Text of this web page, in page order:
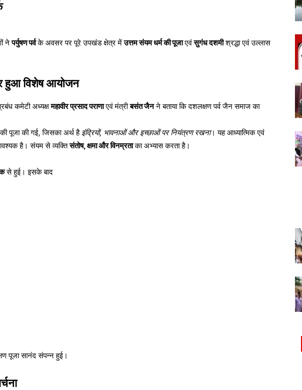
नेपर्युषण पर्वके अवसर पर पूरे उपखंड क्षेत्र मेंउत्तम संयम धर्म की पूजाएवंसुगंध दशमीश्रद्धा एवं उल्लास
हुआ विशेष आयोजन
कमेटी अध्यक्षमहावीर प्रसाद पराणाएवं मंत्रीबसंत जैनने बताया कि दशलक्षण पर्व जैन समाज का
पूजा की गई, जिसका अर्थ है इंद्रियों, भावनाओं और इच्छाओं पर नियंत्रण रखना। यह आध्यात्मिक एवं
है। संयम से व्यक्तिसंतोष, क्षमा और विनम्रताका अभ्यास करता है।
से हुई। इसके बाद
पूजा सानंद संपन्न हुई।